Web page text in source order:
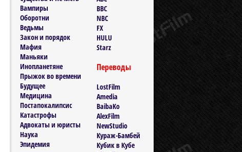
Вампиры
Оборотни
Ведьмы
Закон и порядок
Мафия
Маньяки
Инопланетяне
Прыжок во времени
Будущее
Медицина
Постапокалипсис
Катастрофы
Адвокаты и юристы
Наука
Эпидемия
BBC
NBC
FX
HULU
Starz
Переводы
LostFilm
Amedia
BaibaKo
AlexFilm
NewStudio
Кураж-Бамбей
Кубик в Кубе